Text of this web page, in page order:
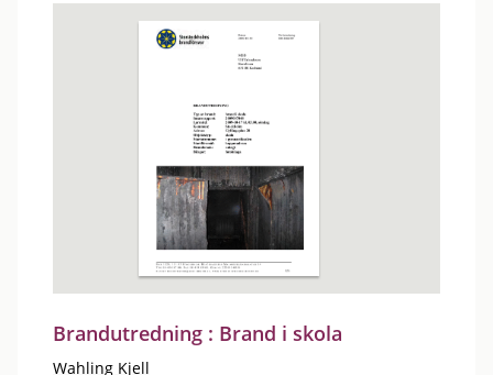
Brandutredning : Brand i skola
Wahling Kjell